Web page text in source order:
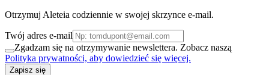
Otrzymuj Aleteia codziennie w swojej skrzynce e-mail.
Twój adres e-mail
Zgadzam się na otrzymywanie newslettera. Zobacz naszą
Polityka prywatności, aby dowiedzieć się więcej.
Zapisz się